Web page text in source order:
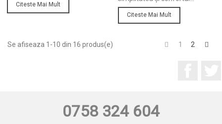
Citeste Mai Mult
Citeste Mai Mult
Se afiseaza 1-10 din 16 produs(e) Inapoi
1 2
0758 324 604